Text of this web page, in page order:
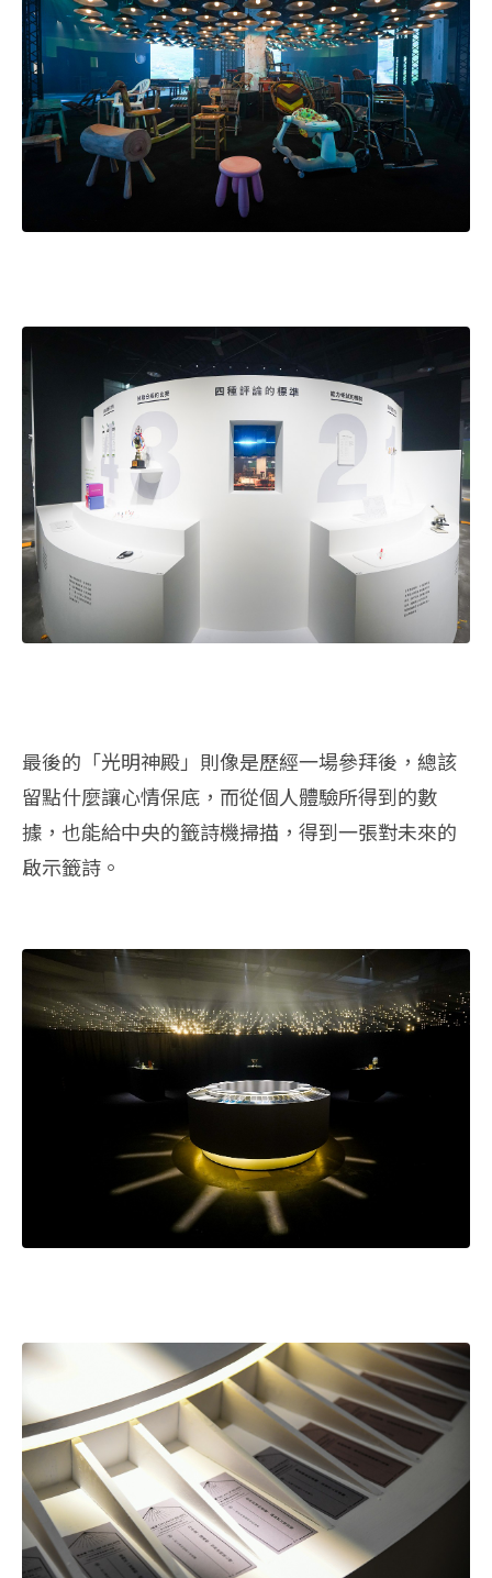
最後的「光明神殿」則像是歷經一場參拜後，總該
留點什麼讓心情保底，而從個人體驗所得到的數
據，也能給中央的籤詩機掃描，得到一張對未來的
啟示籤詩。